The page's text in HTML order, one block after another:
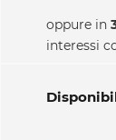
oppure in
interessi